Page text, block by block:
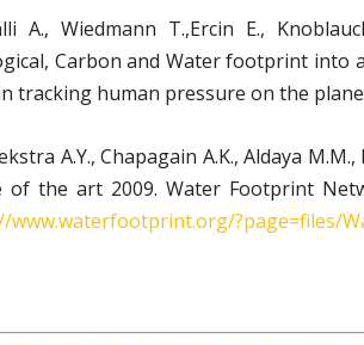
A., Wiedmann T.,Ercin E.,
Carbon and Water footprint into
tracking human pressure on the
A.Y., Chapagain A.K., Aldaya
of the art 2009. Water Footprint
www.waterfootprint.org/?page=files/